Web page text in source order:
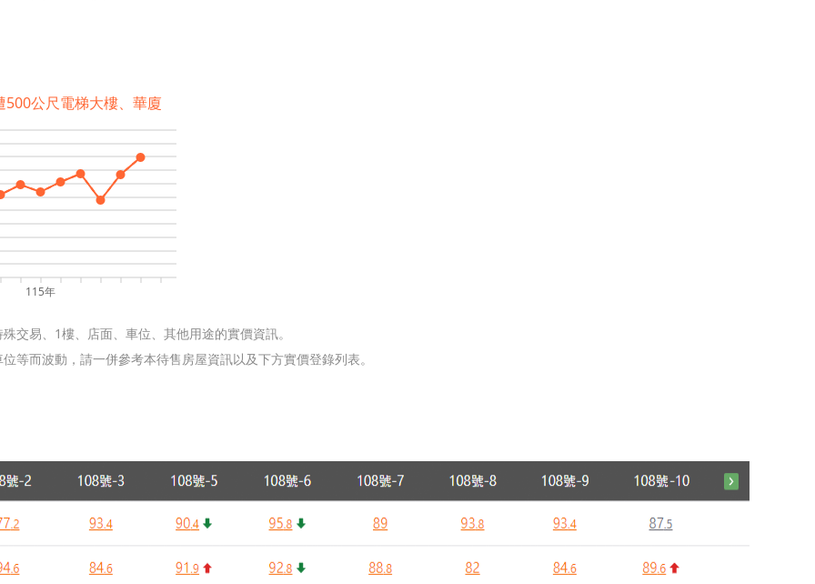
公尺電梯大樓、華廈
115年
交易、1樓、店面、車位、其他用途的實價資訊。
等而波動，請一併參考本待售房屋資訊以及下方實價登錄列表。